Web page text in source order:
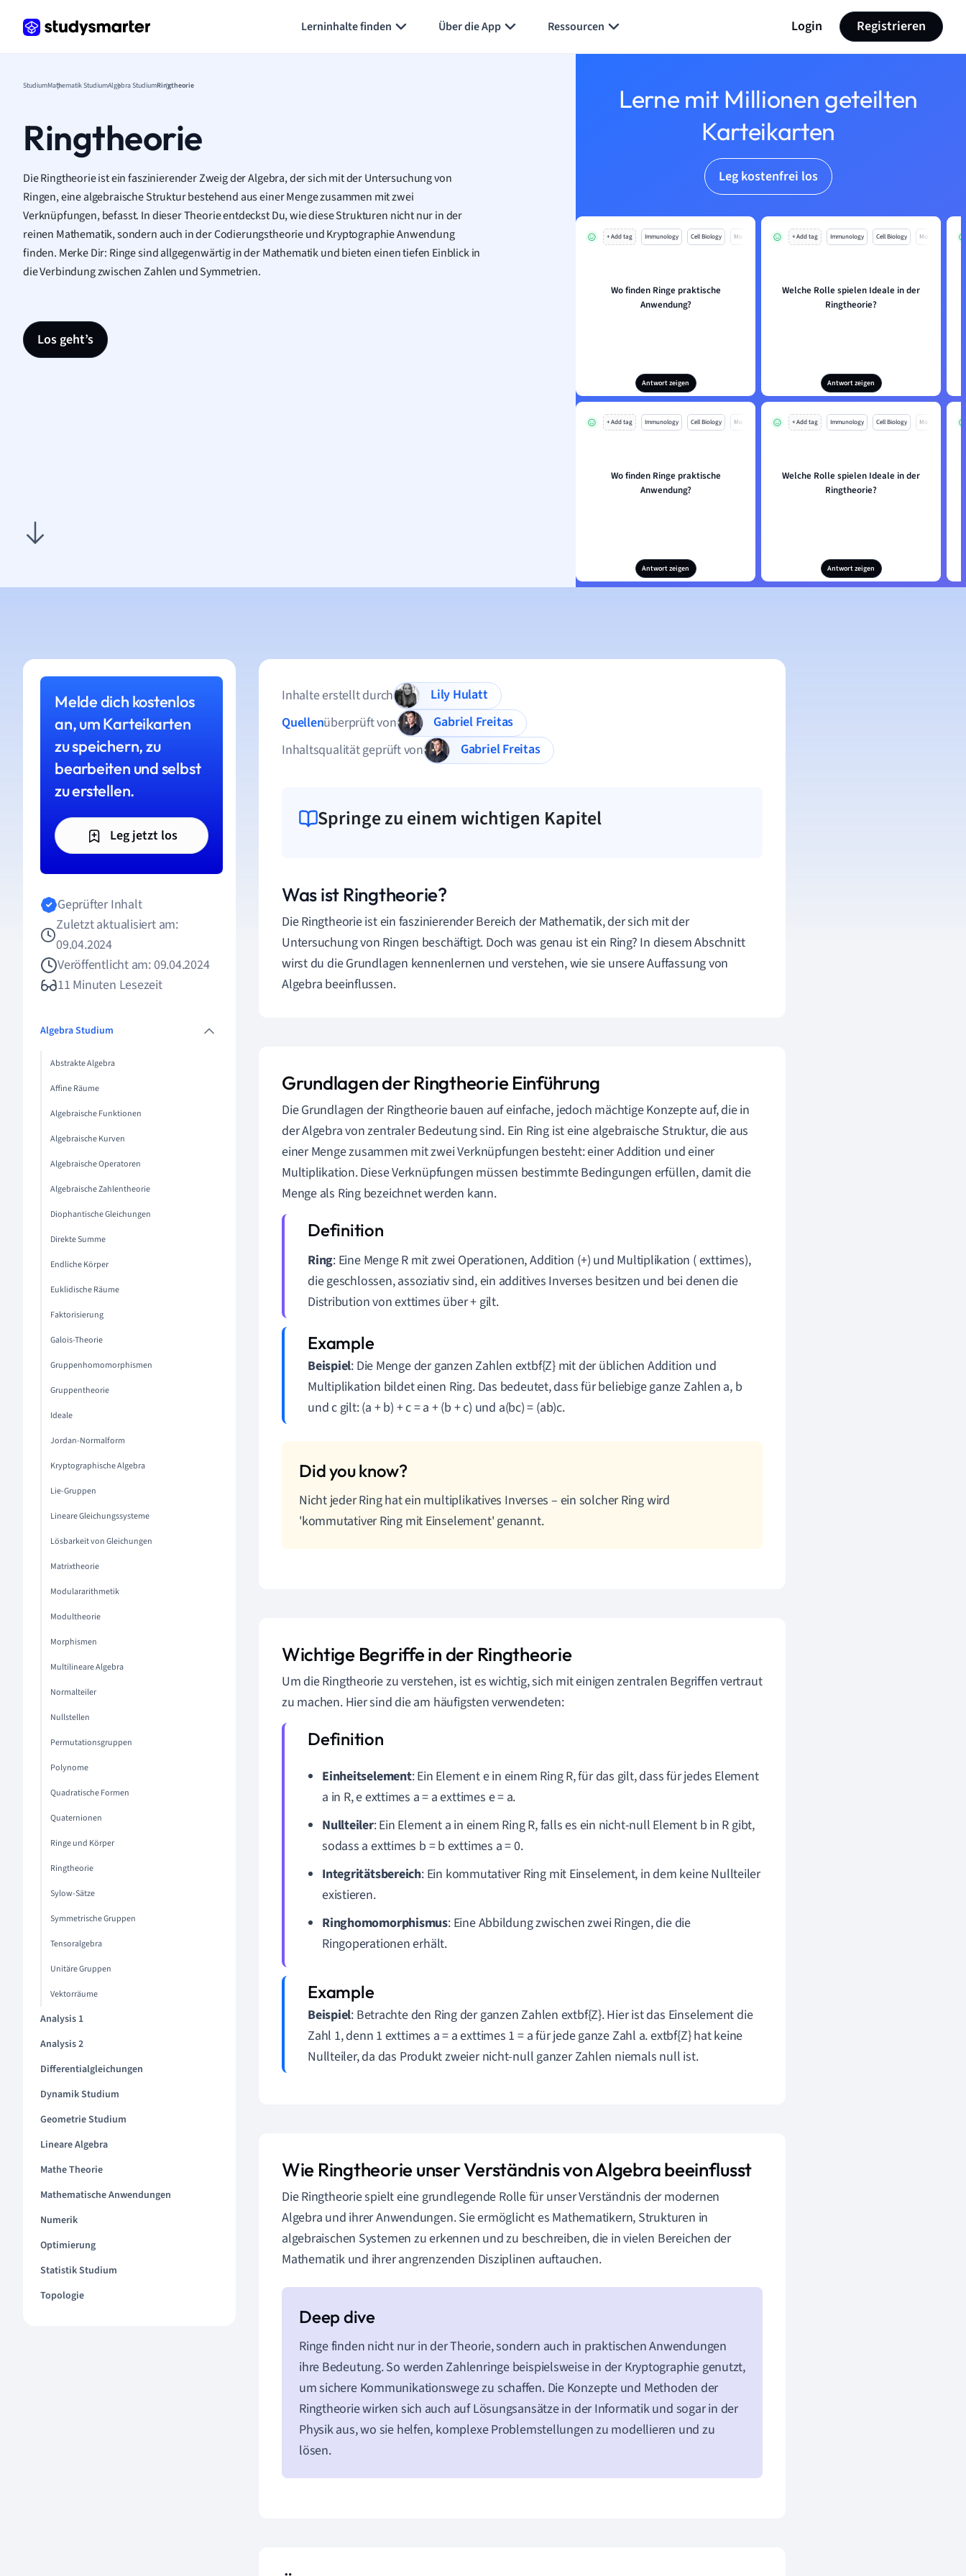
Lerninhalte finden Über die App Ressourcen Login Registrieren
StudiumMathematik StudiumAlgebra StudiumRingtheorie
Ringtheorie
Die Ringtheorie ist ein faszinierender Zweig der Algebra, der sich mit der Untersuchung von
Ringen, eine algebraische Struktur bestehend aus einer Menge zusammen mit zwei
Verknüpfungen, befasst. In dieser Theorie entdeckst Du, wie diese Strukturen nicht nur in der
reinen Mathematik, sondern auch in der Codierungstheorie und Kryptographie Anwendung
finden. Merke Dir: Ringe sind allgegenwärtig in der Mathematik und bieten einen tiefen Einblick in
die Verbindung zwischen Zahlen und Symmetrien.
Los geht’s
Lerne mit Millionen geteilten
Karteikarten
Leg kostenfrei los
+ Add tag Immunology Cell Biology Mo
Wo finden Ringe praktische
Anwendung?
Antwort zeigen
+ Add tag Immunology Cell Biology Mo
Welche Rolle spielen Ideale in der
Ringtheorie?
Antwort zeigen
+ Add tag Immunology Cell Biology Mo
Wo finden Ringe praktische
Anwendung?
Antwort zeigen
+ Add tag Immunology Cell Biology Mo
Welche Rolle spielen Ideale in der
Ringtheorie?
Antwort zeigen
Melde dich kostenlos
an, um Karteikarten
zu speichern, zu
bearbeiten und selbst
zu erstellen.
Leg jetzt los
Geprüfter Inhalt
Zuletzt aktualisiert am:
09.04.2024
Veröffentlicht am: 09.04.2024
11 Minuten Lesezeit
Algebra Studium
Abstrakte Algebra
Affine Räume
Algebraische Funktionen
Algebraische Kurven
Algebraische Operatoren
Algebraische Zahlentheorie
Diophantische Gleichungen
Direkte Summe
Endliche Körper
Euklidische Räume
Faktorisierung
Galois-Theorie
Gruppenhomomorphismen
Gruppentheorie
Ideale
Jordan-Normalform
Kryptographische Algebra
Lie-Gruppen
Lineare Gleichungssysteme
Lösbarkeit von Gleichungen
Matrixtheorie
Modulararithmetik
Modultheorie
Morphismen
Multilineare Algebra
Normalteiler
Nullstellen
Permutationsgruppen
Polynome
Quadratische Formen
Quaternionen
Ringe und Körper
Ringtheorie
Sylow-Sätze
Symmetrische Gruppen
Tensoralgebra
Unitäre Gruppen
Vektorräume
Analysis 1
Analysis 2
Differentialgleichungen
Dynamik Studium
Geometrie Studium
Lineare Algebra
Mathe Theorie
Mathematische Anwendungen
Numerik
Optimierung
Statistik Studium
Topologie
Inhalte erstellt durch
Lily Hulatt
Quellenüberprüft von
Gabriel Freitas
Inhaltsqualität geprüft von
Gabriel Freitas
Springe zu einem wichtigen Kapitel
Was ist Ringtheorie?
Die Ringtheorie ist ein faszinierender Bereich der Mathematik, der sich mit der
Untersuchung von Ringen beschäftigt. Doch was genau ist ein Ring? In diesem Abschnitt
wirst du die Grundlagen kennenlernen und verstehen, wie sie unsere Auffassung von
Algebra beeinflussen.
Grundlagen der Ringtheorie Einführung
Die Grundlagen der Ringtheorie bauen auf einfache, jedoch mächtige Konzepte auf, die in
der Algebra von zentraler Bedeutung sind. Ein Ring ist eine algebraische Struktur, die aus
einer Menge zusammen mit zwei Verknüpfungen besteht: einer Addition und einer
Multiplikation. Diese Verknüpfungen müssen bestimmte Bedingungen erfüllen, damit die
Menge als Ring bezeichnet werden kann.
Ring: Eine Menge R mit zwei Operationen, Addition (+) und Multiplikation ( exttimes),
die geschlossen, assoziativ sind, ein additives Inverses besitzen und bei denen die
Distribution von exttimes über + gilt.
Beispiel: Die Menge der ganzen Zahlen extbf{Z} mit der üblichen Addition und
Multiplikation bildet einen Ring. Das bedeutet, dass für beliebige ganze Zahlen a, b
und c gilt: (a + b) + c = a + (b + c) und a(bc) = (ab)c.
Nicht jeder Ring hat ein multiplikatives Inverses – ein solcher Ring wird
'kommutativer Ring mit Einselement' genannt.
Wichtige Begriffe in der Ringtheorie
Um die Ringtheorie zu verstehen, ist es wichtig, sich mit einigen zentralen Begriffen vertraut
zu machen. Hier sind die am häufigsten verwendeten:
Einheitselement: Ein Element e in einem Ring R, für das gilt, dass für jedes Element
a in R, e exttimes a = a exttimes e = a.
Nullteiler: Ein Element a in einem Ring R, falls es ein nicht-null Element b in R gibt,
sodass a exttimes b = b exttimes a = 0.
Integritätsbereich: Ein kommutativer Ring mit Einselement, in dem keine Nullteiler
existieren.
Ringhomomorphismus: Eine Abbildung zwischen zwei Ringen, die die
Ringoperationen erhält.
Beispiel: Betrachte den Ring der ganzen Zahlen extbf{Z}. Hier ist das Einselement die
Zahl 1, denn 1 exttimes a = a exttimes 1 = a für jede ganze Zahl a. extbf{Z} hat keine
Nullteiler, da das Produkt zweier nicht-null ganzer Zahlen niemals null ist.
Wie Ringtheorie unser Verständnis von Algebra beeinflusst
Die Ringtheorie spielt eine grundlegende Rolle für unser Verständnis der modernen
Algebra und ihrer Anwendungen. Sie ermöglicht es Mathematikern, Strukturen in
algebraischen Systemen zu erkennen und zu beschreiben, die in vielen Bereichen der
Mathematik und ihrer angrenzenden Disziplinen auftauchen.
Ringe finden nicht nur in der Theorie, sondern auch in praktischen Anwendungen
ihre Bedeutung. So werden Zahlenringe beispielsweise in der Kryptographie genutzt,
um sichere Kommunikationswege zu schaffen. Die Konzepte und Methoden der
Ringtheorie wirken sich auch auf Lösungsansätze in der Informatik und sogar in der
Physik aus, wo sie helfen, komplexe Problemstellungen zu modellieren und zu
lösen.